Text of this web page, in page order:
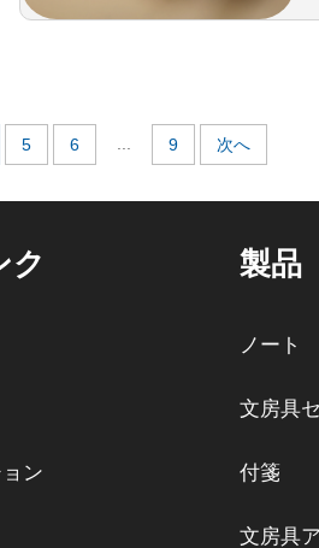
5 6 9 次へ
ク
ン
製品
ノート
文房具
付箋
文房具